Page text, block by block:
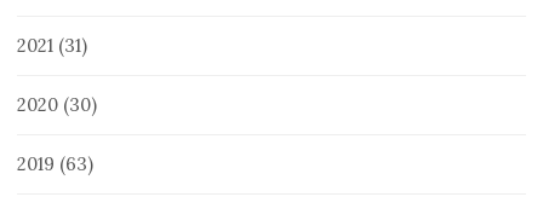
2021 (31)
2020 (30)
2019 (63)